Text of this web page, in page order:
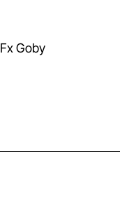
Goby